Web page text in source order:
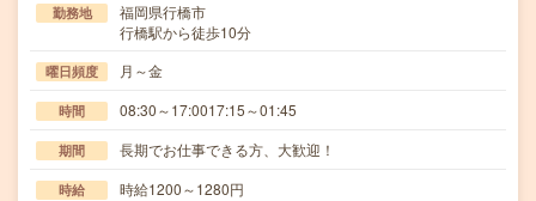
勤務地
福岡県行橋市
行橋駅から徒歩10分
曜日頻度 月～金
時間 08:30～17:0017:15～01:45
期間 長期でお仕事できる方、大歓迎！
時給 時給1200～1280円